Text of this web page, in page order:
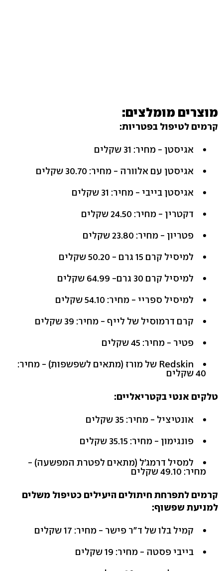
מוצרים מומלצים:
קרמים לטיפול בפטריות:
אגיסטן - מחיר: 31 שקלים
אגיסטן עם אלוורה - מחיר: 30.70 שקלים
אגיסטן בייבי - מחיר: 31 שקלים
דקטרין - מחיר: 24.50 שקלים
פטריון - מחיר: 23.80 שקלים
למיסיל קרם 15 גרם - 50.20 שקלים
למיסיל קרם 30 גרם- 64.99 שקלים
למיסיל ספריי - מחיר: 54.10 שקלים
קרם דרמוסיל של לייף - מחיר: 39 שקלים
פטיר - מחיר: 45 שקלים
Redskin של מורז (מתאים לשפשפות) - מחיר:
40 שקלים
טלקים אנטי בקטריאליים:
אונטיציל - מחיר: 35 שקלים
פונגימון - מחיר: 35.15 שקלים
למסיל דרמג'ל (מתאים לפטרת המפשעה) -
מחיר: 49.10 שקלים
קרמים לתפרחת חיתולים היעילים כטיפול משלים
למניעת שפשוף:
קמיל בלו של ד"ר פישר - מחיר: 17 שקלים
בייבי פסטה - מחיר: 19 שקלים